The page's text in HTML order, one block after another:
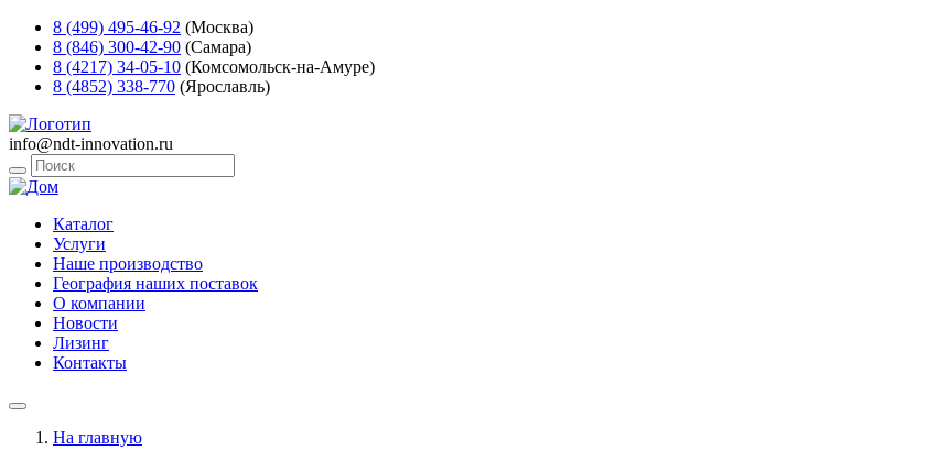
8 (499) 495-46-92 (Москва)
8 (846) 300-42-90 (Самара)
8 (4217) 34-05-10 (Комсомольск-на-Амуре)
8 (4852) 338-770 (Ярославль)
info@ndt-innovation.ru
Каталог
Услуги
Наше производство
География наших поставок
О компании
Новости
Лизинг
Контакты
На главную